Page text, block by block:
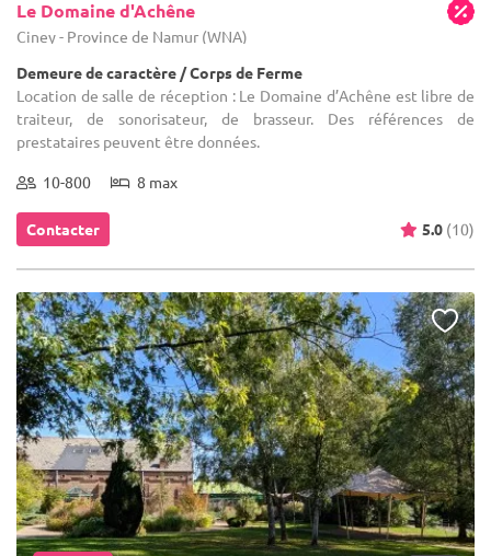
Le Domaine d'Achêne
Ciney - Province de Namur (WNA)
Demeure de caractère / Corps de Ferme
Location de salle de réception : Le Domaine d’Achêne est libre de
traiteur, de sonorisateur, de brasseur. Des références de
prestataires peuvent être données.
10-800 8 max
Contacter 5.0 (10)